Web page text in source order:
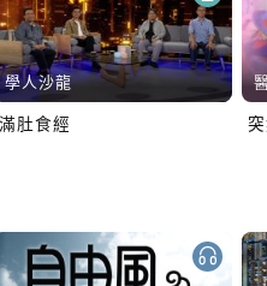
學人沙龍
滿肚食經